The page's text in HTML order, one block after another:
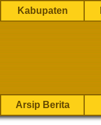
Kabupaten
Arsip Berita